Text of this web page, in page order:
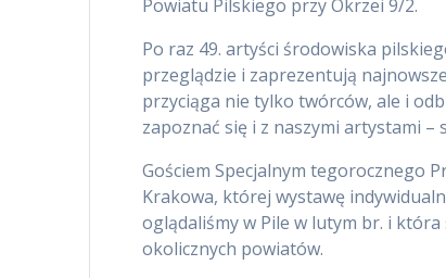
Powiatu Pilskiego przy Okrzei 9/2.
Po raz 49. artyści środowiska
przeglądzie i zaprezentują
przyciąga nie tylko twórców, ale i
zapoznać się i z naszymi artystami –
Gościem Specjalnym tegorocznego
Krakowa, której wystawę
oglądaliśmy w Pile w lutym br. i
okolicznych powiatów.